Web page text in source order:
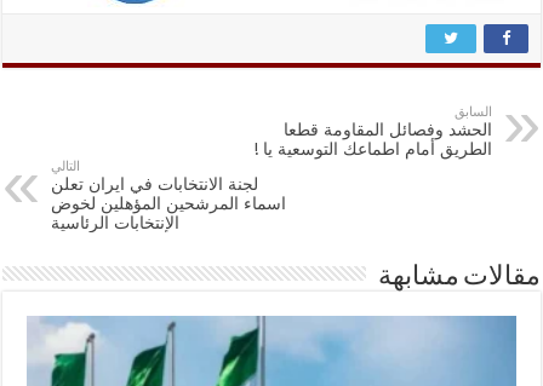
السابق
الحشد وفصائل المقاومة قطعا
الطريق أمام اطماعك التوسعية يا !
التالي
لجنة الانتخابات في ايران تعلن
اسماء المرشحين المؤهلين لخوض
الإنتخابات الرئاسية
مقالات مشابهة